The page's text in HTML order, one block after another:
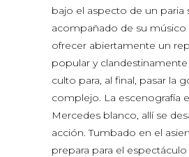
bajo el aspecto de un paria
acompañado de su músico
ofrecer abiertamente un
popular y
culto para, al final, pasar la
complejo. La escenografía
Mercedes blanco, allí se
acción. Tumbado en el
prepara para el